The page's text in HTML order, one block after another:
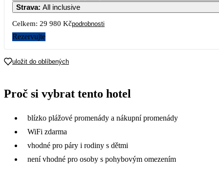
Strava: All inclusive
Celkem: 29 980 Kčpodrobnosti
Rezervujte
uložit do oblíbených
Proč si vybrat tento hotel
blízko plážové promenády a nákupní promenády
WiFi zdarma
vhodné pro páry i rodiny s dětmi
není vhodné pro osoby s pohybovým omezením